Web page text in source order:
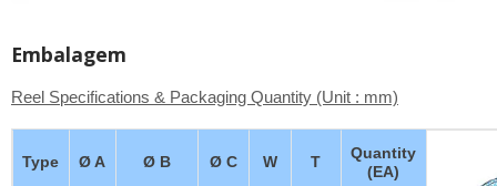
Embalagem
Reel Specifications & Packaging Quantity (Unit : mm)
Type Ø A Ø B Ø C W T
Quantity
(EA)